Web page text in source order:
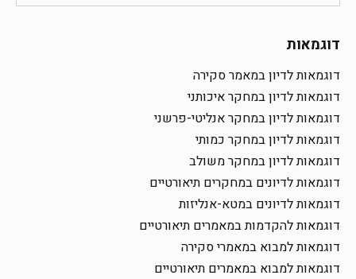
דוגמאות
דוגמאות לדיון במאמר סקירה
דוגמאות לדיון במחקר איכותני
דוגמאות לדיון במחקר אנליטי-פרשני
דוגמאות לדיון במחקר כמותי
דוגמאות לדיון במחקר משולב
דוגמאות לדיונים במחקרים תיאורטיים
דוגמאות לדיונים במטא-אנליזות
דוגמאות להקדמות במאמרים תיאורטיים
דוגמאות למבוא במאמרי סקירה
דוגמאות למבוא במאמרים תיאורטיים